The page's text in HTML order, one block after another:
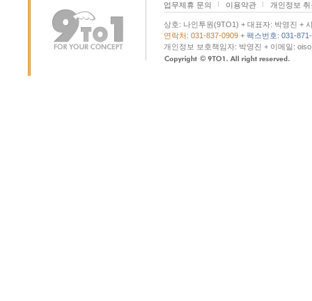
업무제휴 문의 이용약관 개인정보
상호: 나인투원(9TO1) + 대표자: 박영진 +
연락처: 031-837-0909 + 팩스번호: 031-
개인정보 보호책임자: 박영진 + 이메일: